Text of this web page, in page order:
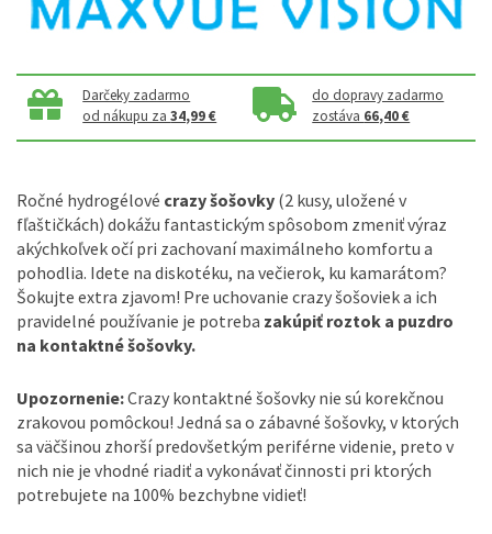
Darčeky zadarmo
od nákupu za34,99 €
do dopravy zadarmo
zostáva 66,40 €
Ročné hydrogélové crazy šošovky (2 kusy, uložené v
fľaštičkách) dokážu fantastickým spôsobom zmeniť výraz
akýchkoľvek očí pri zachovaní maximálneho komfortu a
pohodlia. Idete na diskotéku, na večierok, ku kamarátom?
Šokujte extra zjavom! Pre uchovanie crazy šošoviek a ich
pravidelné používanie je potreba zakúpiť roztok a puzdro
na kontaktné šošovky.
Upozornenie:Crazy kontaktné šošovky nie sú korekčnou
zrakovou pomôckou! Jedná sa o zábavné šošovky, v ktorých
sa väčšinou zhorší predovšetkým periférne videnie, preto v
nich nie je vhodné riadiť a vykonávať činnosti pri ktorých
potrebujete na 100% bezchybne vidieť!